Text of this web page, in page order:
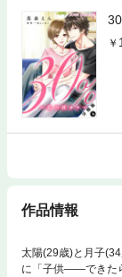
作品情報
太陽(29歳)と月子
に「子供――できた